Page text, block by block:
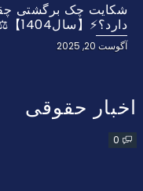
شکایت چک برگشتی
دارد؟⚡【سال1404】⚖️
آگوست 20, 2025
اخبار حقوقی
0